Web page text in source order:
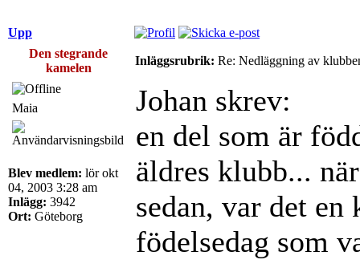
Upp
Den stegrande
kamelen
Inläggsrubrik: Re: Nedläggning av
Maia
Blev medlem: lör okt
04, 2003 3:28 am
Inlägg: 3942
Ort: Göteborg
Johan skrev:
en del som är
äldres klubb...
sedan, var det
födelsedag som